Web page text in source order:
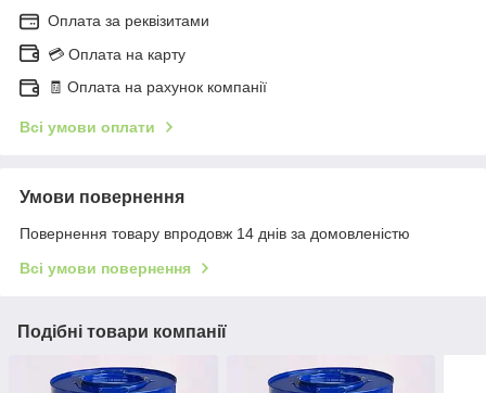
Оплата за реквізитами
💳 Оплата на карту
🧾 Оплата на рахунок компанії
Всі умови оплати
Умови повернення
Повернення товару впродовж 14 днів за домовленістю
Всі умови повернення
Подібні товари компанії